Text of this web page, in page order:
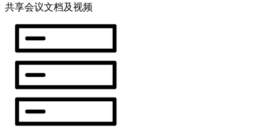
共享会议文档及视频